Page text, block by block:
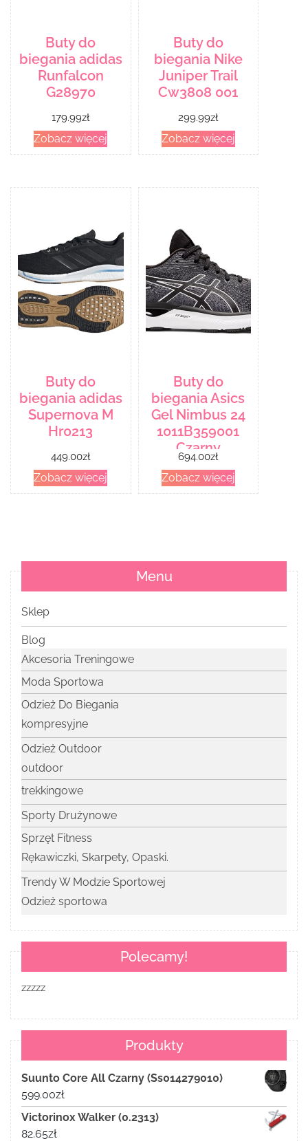
Buty do
biegania adidas
Runfalcon
G28970
179.99zł
Zobacz więcej
Buty do
biegania Nike
Juniper Trail
Cw3808 001
299.99zł
Zobacz więcej
Buty do
biegania adidas
Supernova M
Hr0213
449.00zł
Zobacz więcej
Buty do
biegania Asics
Gel Nimbus 24
1011B359001
Czarny
694.00zł
Zobacz więcej
Menu
Sklep
Blog
Akcesoria Treningowe
Moda Sportowa
Odzież Do Biegania
kompresyjne
Odzież Outdoor
outdoor
trekkingowe
Sporty Drużynowe
Sprzęt Fitness
Rękawiczki, Skarpety, Opaski.
Trendy W Modzie Sportowej
Odzież sportowa
Polecamy!
zzzzz
Produkty
Suunto Core All Czarny (Ss014279010)
599.00zł
Victorinox Walker (0.2313)
82.65zł